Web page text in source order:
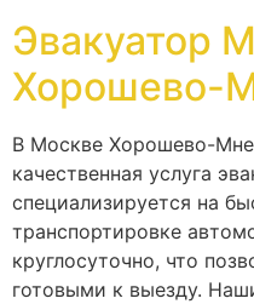
Эвакуатор
Хорошево-
В Москве Хорошево-
качественная услуга
специализируется на
транспортировке
круглосуточно, что
готовыми к выезду.